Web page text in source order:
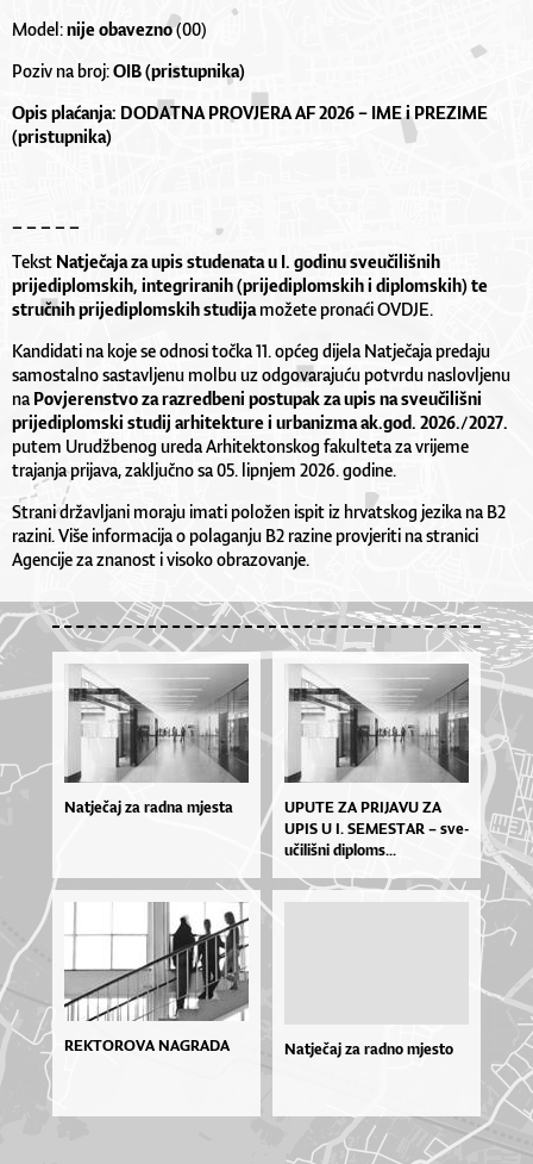
Model:nije obavezno(00)
Poziv na broj:OIB(pristupnika)
Opis plaćanja: DODATNA PROVJERA AF 2026 – IME i PREZIME
(pristupnika)
Tekst Natječaja za upis studenata u I. godinu sveučilišnih
prijediplomskih, integriranih (prijediplomskih i diplomskih) te
stručnih prijediplomskihstudijamožete pronaćiOVDJE.
Kandidati na koje se odnosi točka 11. općeg dijela Natječaja predaju
samostalno sastavljenu molbu uz odgovarajuću potvrdu naslovljenu
na Povjerenstvo za razredbeni postupak za upis na sveučilišni
prijediplomski studij arhitekture i urbanizma ak.god. 2026./2027.
putem Urudžbenog ureda Arhitektonskog fakulteta za vrijeme
trajanja prijava, zaključno sa 05. lipnjem 2026. godine.
Strani državljani moraju imati položen ispit iz hrvatskog jezika na B2
razini. Više informacija o polaganju B2 razine provjeriti na stranici
Agencije za znanost i visoko obrazovanje.
Natječaj za radna mjesta
UPU­TE ZA PRI­JA­VU ZA
UPIS U I. SE­MES­TAR – sve­
u­či­liš­ni di­plo­ms...
REKTOROVA NAGRADA Natječaj za radno mjesto